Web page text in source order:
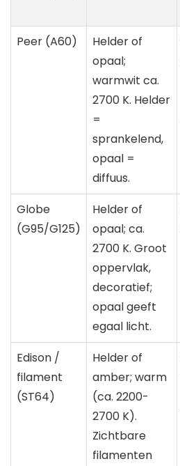
Peer (A60)
Helder of
opaal;
warmwit ca.
2700 K. Helder
=
sprankelend,
opaal =
diffuus.
Globe
(G95/G125)
Helder of
opaal; ca.
2700 K. Groot
oppervlak,
decoratief;
opaal geeft
egaal licht.
Edison /
filament
(ST64)
Helder of
amber; warm
(ca. 2200-
2700 K).
Zichtbare
filamenten